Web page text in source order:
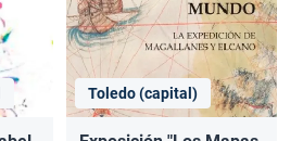
Toledo (capital)